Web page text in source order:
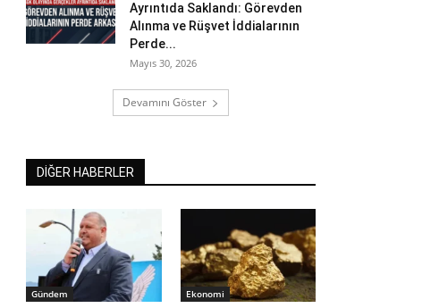
Ayrıntıda Saklandı: Görevden
Alınma ve Rüşvet İddialarının
Perde...
Mayıs 30, 2026
Devamını Göster
DİĞER HABERLER
Gündem Ekonomi